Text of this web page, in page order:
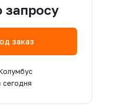
запросу
заказ
сегодня